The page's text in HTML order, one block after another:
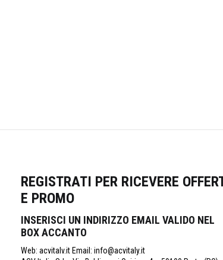
REGISTRATI PER RICEVERE
E PROMO
INSERISCI UN INDIRIZZO EMAIL VALIDO NEL
BOX ACCANTO
Web: acvitalv.it Email: info@acvitaly.it